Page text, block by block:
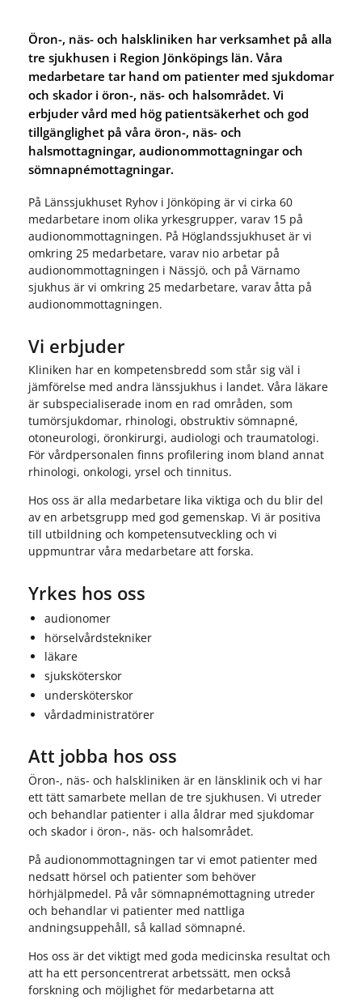
Öron-, näs- och halskliniken har verksamhet på alla
tre sjukhusen i Region Jönköpings län. Våra
medarbetare tar hand om patienter med sjukdomar
och skador i öron-, näs- och halsområdet. Vi
erbjuder vård med hög patientsäkerhet och god
tillgänglighet på våra öron-, näs- och
halsmottagningar, audionommottagningar och
sömnapnémottagningar.
På Länssjukhuset Ryhov i Jönköping är vi cirka 60
medarbetare inom olika yrkesgrupper, varav 15 på
audionommottagningen. På Höglandssjukhuset är vi
omkring 25 medarbetare, varav nio arbetar på
audionommottagningen i Nässjö, och på Värnamo
sjukhus är vi omkring 25 medarbetare, varav åtta på
audionommottagningen.
Vi erbjuder
Kliniken har en kompetensbredd som står sig väl i
jämförelse med andra länssjukhus i landet. Våra läkare
är subspecialiserade inom en rad områden, som
tumörsjukdomar, rhinologi, obstruktiv sömnapné,
otoneurologi, öronkirurgi, audiologi och traumatologi.
För vårdpersonalen finns profilering inom bland annat
rhinologi, onkologi, yrsel och tinnitus.
Hos oss är alla medarbetare lika viktiga och du blir del
av en arbetsgrupp med god gemenskap. Vi är positiva
till utbildning och kompetensutveckling och vi
uppmuntrar våra medarbetare att forska.
Yrkes hos oss
audionomer
hörselvårdstekniker
läkare
sjuksköterskor
undersköterskor
vårdadministratörer
Att jobba hos oss
Öron-, näs- och halskliniken är en länsklinik och vi har
ett tätt samarbete mellan de tre sjukhusen. Vi utreder
och behandlar patienter i alla åldrar med sjukdomar
och skador i öron-, näs- och halsområdet.
På audionommottagningen tar vi emot patienter med
nedsatt hörsel och patienter som behöver
hörhjälpmedel. På vår sömnapnémottagning utreder
och behandlar vi patienter med nattliga
andningsuppehåll, så kallad sömnapné.
Hos oss är det viktigt med goda medicinska resultat och
att ha ett personcentrerat arbetssätt, men också
forskning och möjlighet för medarbetarna att